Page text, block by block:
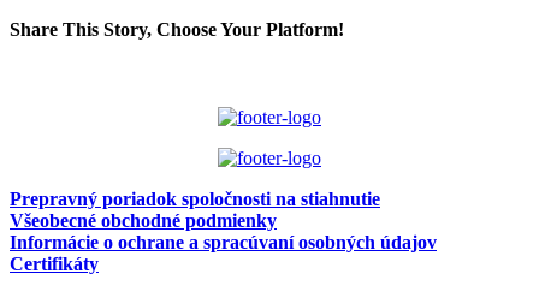
Share This Story, Choose Your Platform!
Prepravný poriadok spoločnosti na stiahnutie
Všeobecné obchodné podmienky
Informácie o ochrane a spracúvaní osobných údajov
Certifikáty